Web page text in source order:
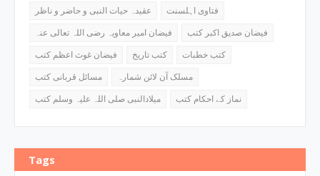
عقیدہ حیات النبی و حاضر و ناظر
فتاوی اہلسنت
فیضان امیر معاویہ رضی اللہ تعالی عنہ
فیضان صدیق اکبر کتب
فیضان غوث اعظم کتب
کتب تاریخ
کتب خطبات
مسائل قربانی کتب
مسلک آن لائن شمارہ
میلادالنبی صلی اللہ علیہ وسلم کتب
نماز کے احکام کتب
Tags